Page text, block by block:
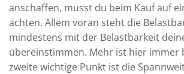
anschaffen, musst du beim Kauf auf
achten. Allem voran steht die
mindestens mit der Belastbarkeit
übereinstimmen. Mehr ist hier immer
zweite wichtige Punkt ist die